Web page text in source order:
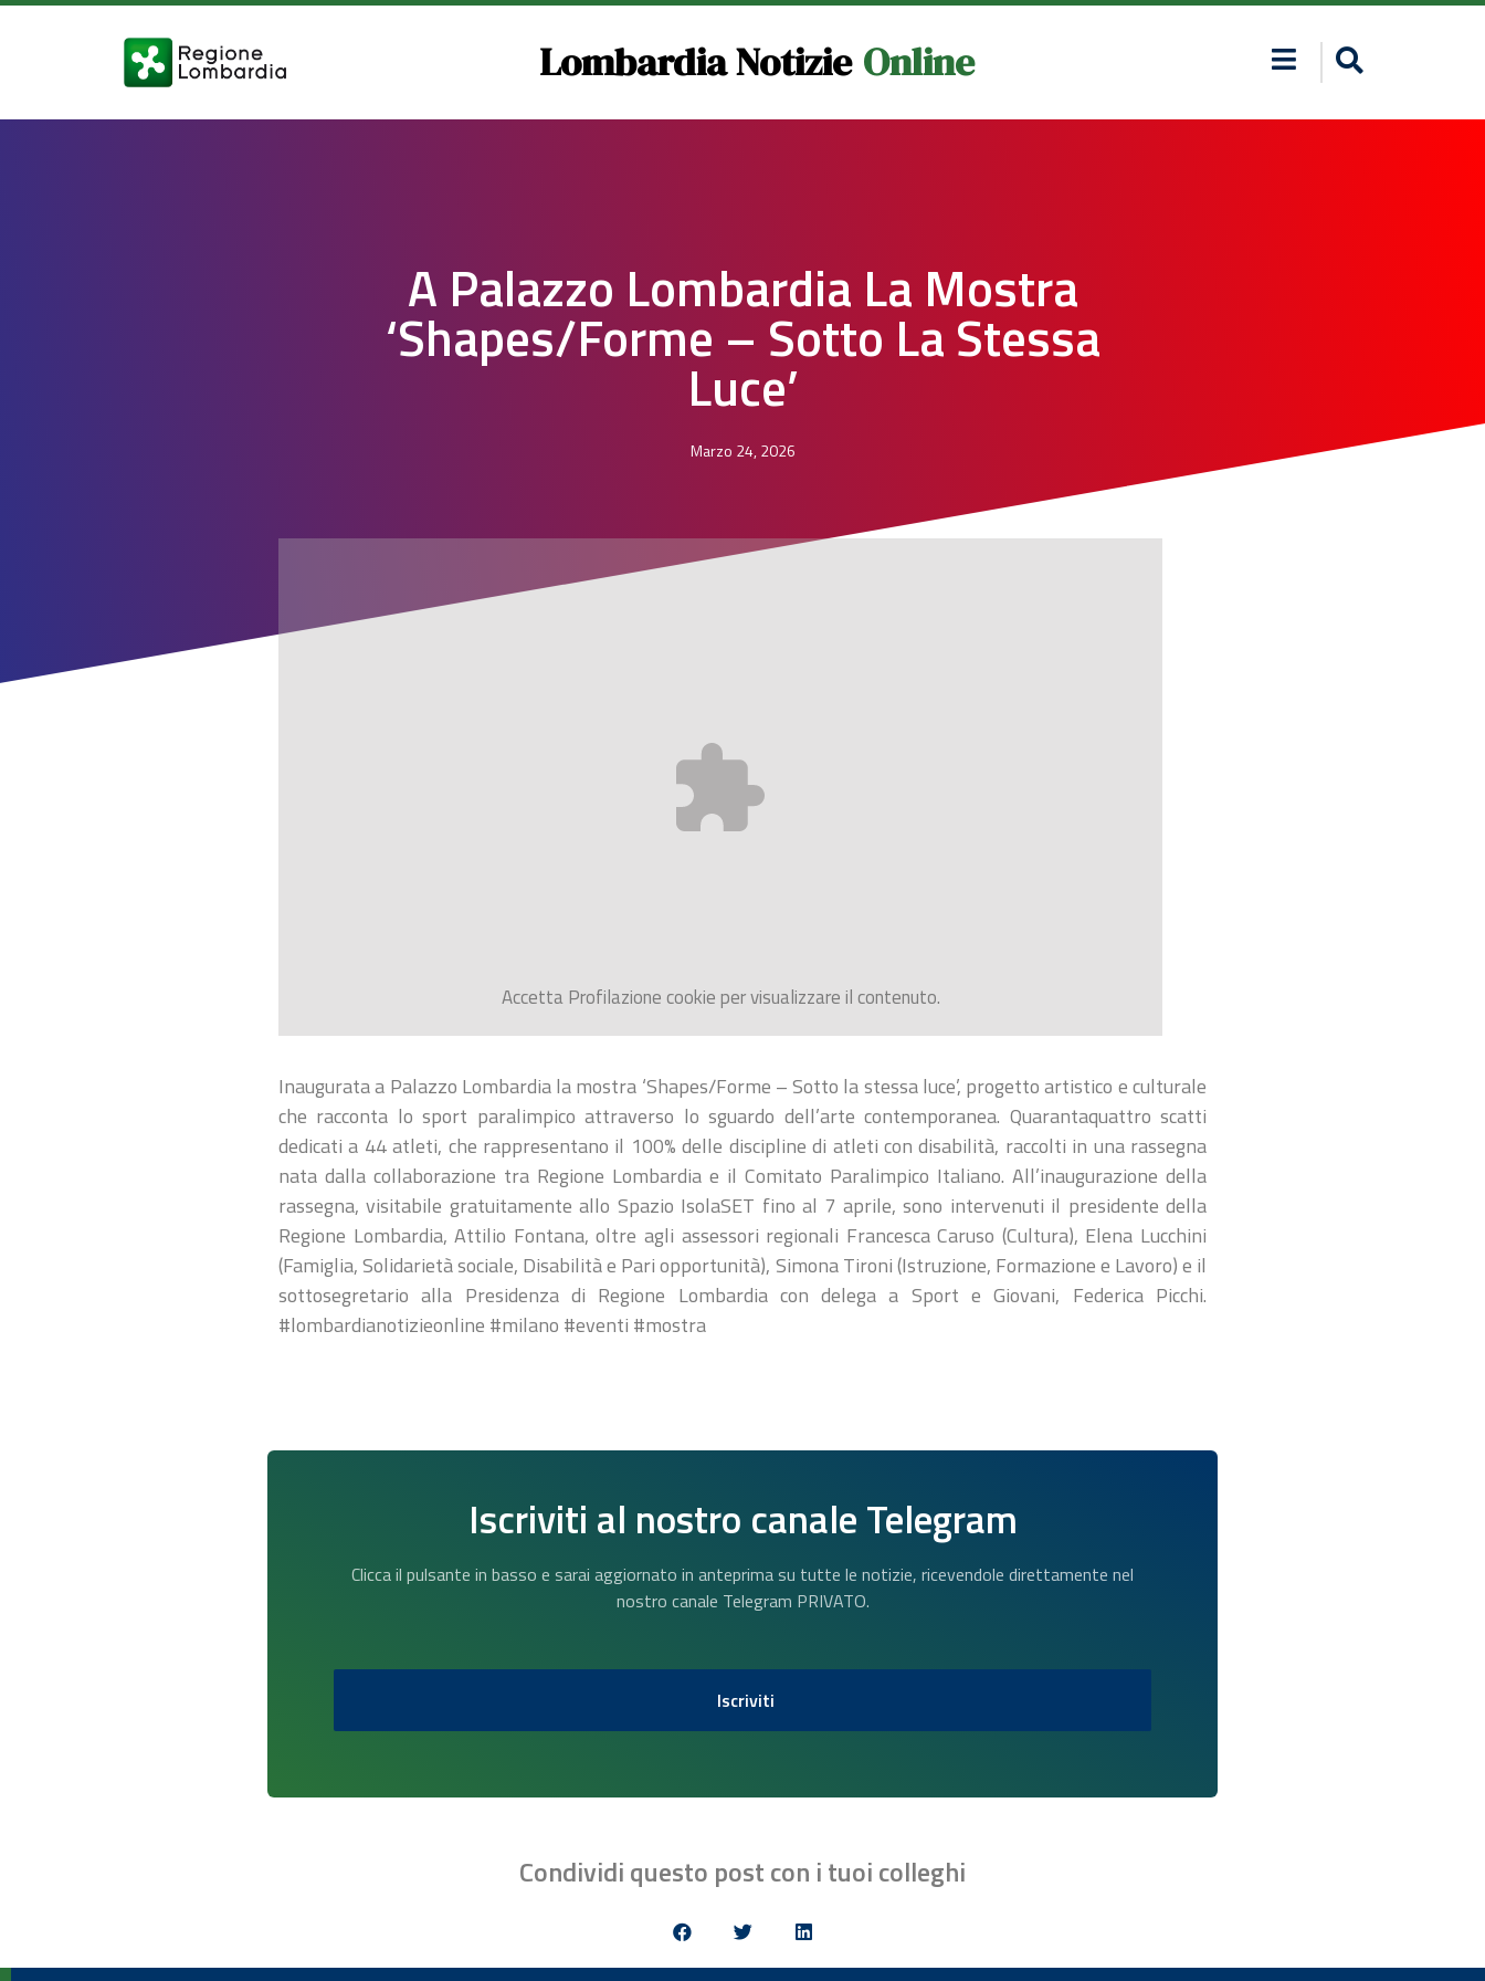
Lombardia Notizie Online
A Palazzo Lombardia La Mostra
‘Shapes/Forme – Sotto La Stessa
Luce’
Marzo 24, 2026
AccettaProfilazionecookie per visualizzare il contenuto.
Inaugurata a Palazzo Lombardia la mostra ‘Shapes/Forme – Sotto la stessa luce’, progetto artistico e culturale
che racconta lo sport paralimpico attraverso lo sguardo dell’arte contemporanea. Quarantaquattro scatti
dedicati a 44 atleti, che rappresentano il 100% delle discipline di atleti con disabilità, raccolti in una rassegna
nata dalla collaborazione tra Regione Lombardia e il Comitato Paralimpico Italiano. All’inaugurazione della
rassegna, visitabile gratuitamente allo Spazio IsolaSET fino al 7 aprile, sono intervenuti il presidente della
Regione Lombardia, Attilio Fontana, oltre agli assessori regionali Francesca Caruso (Cultura), Elena Lucchini
(Famiglia, Solidarietà sociale, Disabilità e Pari opportunità), Simona Tironi (Istruzione, Formazione e Lavoro) e il
sottosegretario alla Presidenza di Regione Lombardia con delega a Sport e Giovani, Federica Picchi.
#lombardianotizieonline #milano #eventi #mostra
Iscriviti al nostro canale Telegram
Clicca il pulsante in basso e sarai aggiornato in anteprima su tutte le notizie, ricevendole direttamente nel
nostro canale Telegram PRIVATO.
Iscriviti
Condividi questo post con i tuoi colleghi